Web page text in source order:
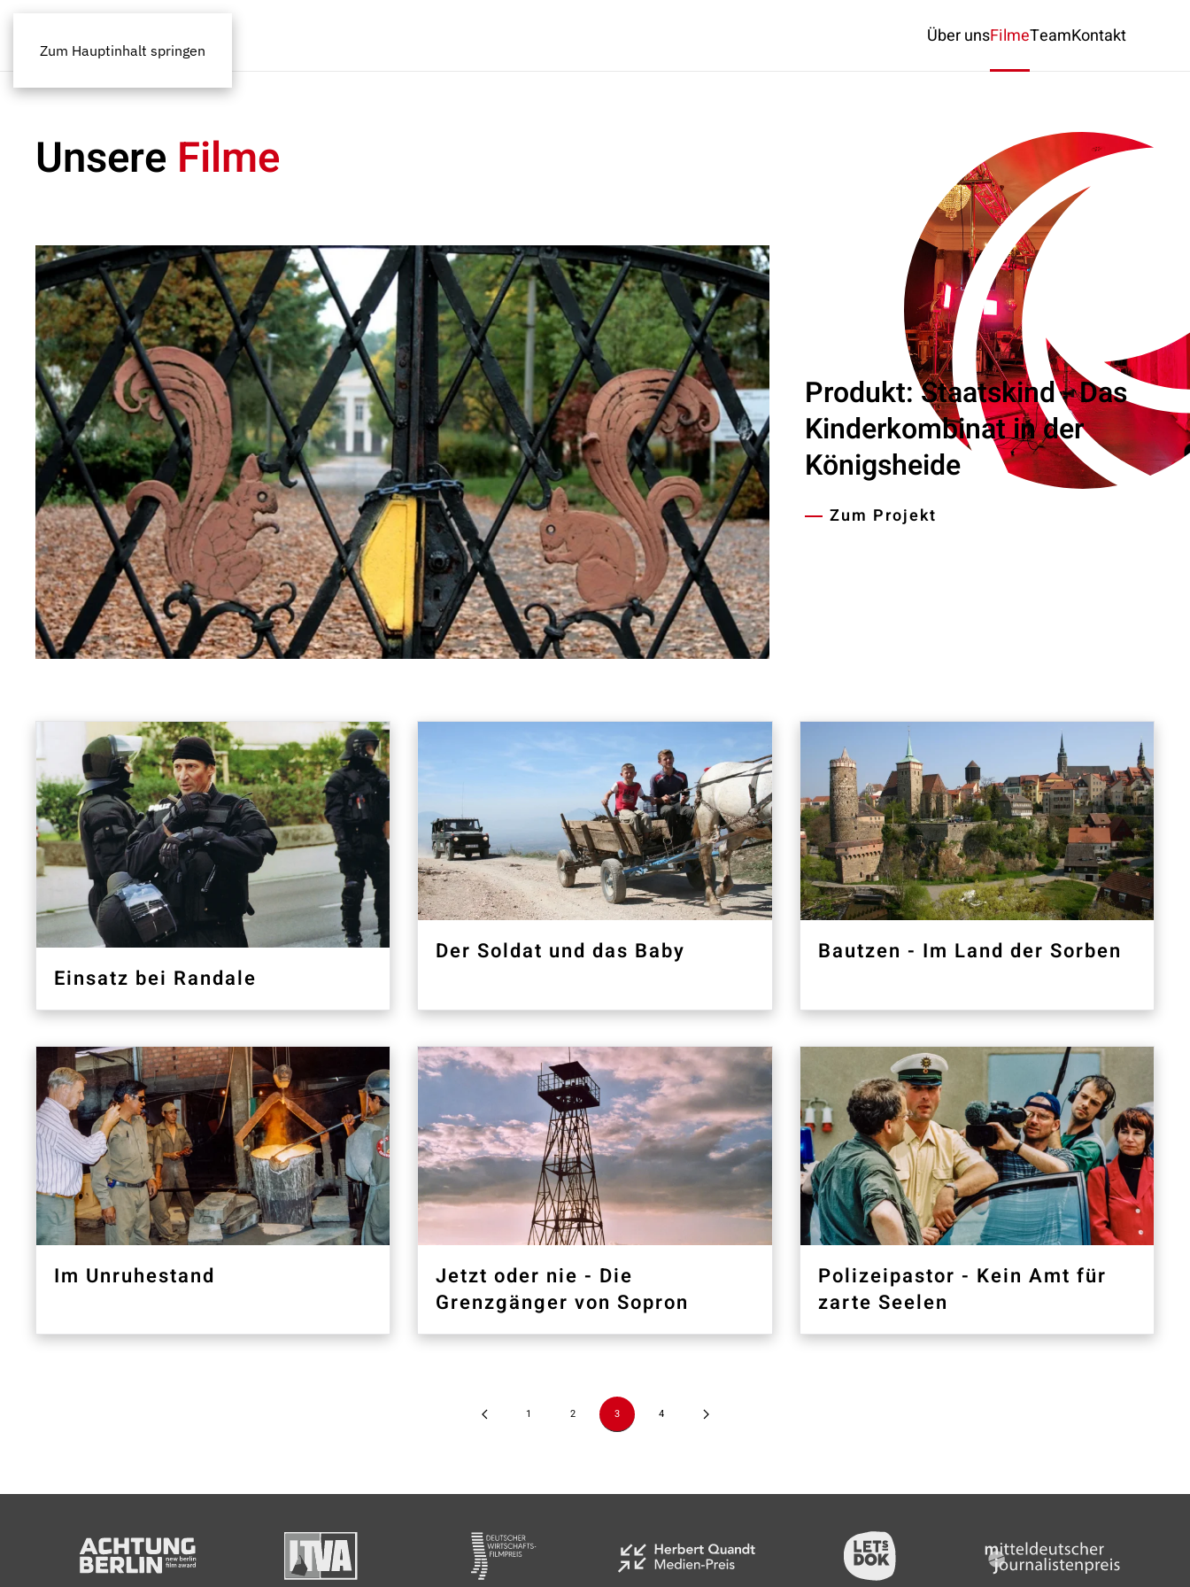
Zum Hauptinhalt springen
Über unsFilmeTeamKontakt
Unsere Filme
Produkt: Staatskind - Das
Kinderkombinat in der
Königsheide
Zum Projekt
Einsatz bei Randale
Der Soldat und das Baby Bautzen - Im Land der Sorben
Im Unruhestand
Jetzt oder nie - Die
Grenzgänger von Sopron
Polizeipastor - Kein Amt für
zarte Seelen
1 2 3 4